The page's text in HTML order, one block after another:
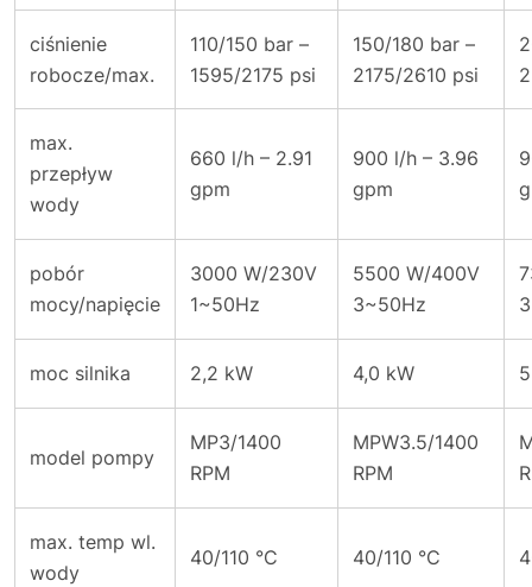
ciśnienie
robocze/max.
110/150 bar –
1595/2175 psi
150/180 bar –
2175/2610 psi
max.
przepływ
wody
660 l/h – 2.91
gpm
900 l/h – 3.96
gpm
pobór
mocy/napięcie
3000 W/230V
1~50Hz
5500 W/400V
3~50Hz
moc silnika 2,2 kW 4,0 kW
model pompy
MP3/1400
RPM
MPW3.5/1400
RPM
max. temp wl.
wody
40/110 °C 40/110 °C